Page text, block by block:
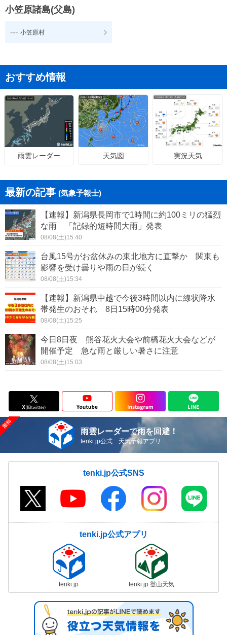
小笠原諸島(父島)
--- 小笠原村
おすすめ情報
雨雲レーダー 天気図 実況天気
最新の記事 (気象予報士)
【速報】新潟県長岡市で1時間に約100ミリの猛烈
な雨 「記録的短時間大雨」発表
08/08(土)15:40
台風15号がお盆休みの東北地方に直撃か 関東も
影響を受け曇りや雨の日が続く
08/08(土)15:34
【速報】新潟県中越で今後3時間以内に線状降水
帯発生のおそれ 8日15時00分発表
08/08(土)15:25
今日8日夜 熊谷花火大会や前橋花火大会などが
開催予定 急な雨と厳しい暑さに注意
08/08(土)15:03
雨雲レーダーで雨を回避！
tenki.jp公式 天気予報アプリ
tenki.jp公式SNS
tenki.jp公式アプリ
tenki.jp tenki.jp 登山天気